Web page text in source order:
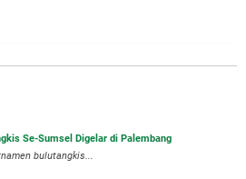
Se-Sumsel Digelar di Palembang
bulutangkis...